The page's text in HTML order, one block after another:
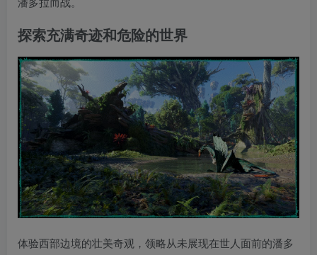
探索充满奇迹和危险的世界
体验西部边境的壮美奇观，领略从未展现在世人面前的潘多